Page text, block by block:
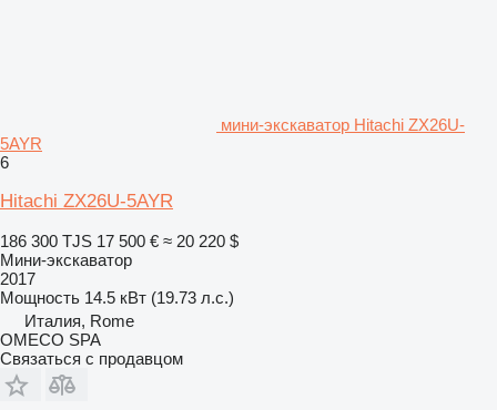
мини-экскаватор Hitachi ZX26U-
5AYR
6
Hitachi ZX26U-5AYR
186 300 TJS 17 500 € ≈ 20 220 $
Мини-экскаватор
2017
Мощность 14.5 кВт (19.73 л.с.)
Италия, Rome
OMECO SPA
Связаться с продавцом